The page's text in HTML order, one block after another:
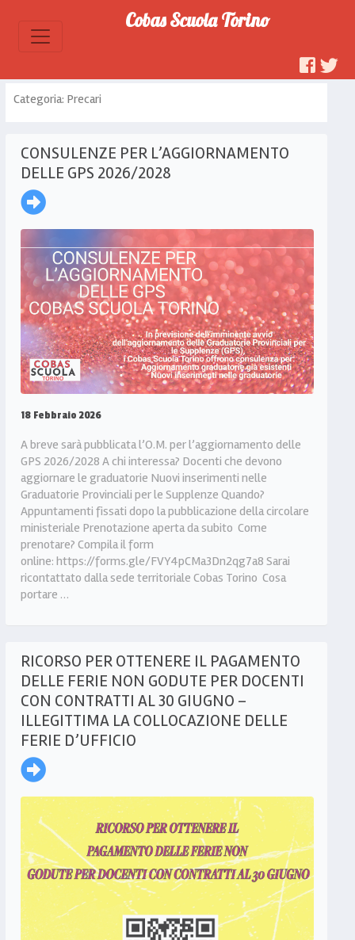
Cobas Scuola Torino
Categoria: Precari
CONSULENZE PER L’AGGIORNAMENTO
DELLE GPS 2026/2028
18 Febbraio 2026
A breve sarà pubblicata l’O.M. per l’aggiornamento delle
GPS 2026/2028 A chi interessa? Docenti che devono
aggiornare le graduatorie Nuovi inserimenti nelle
Graduatorie Provinciali per le Supplenze Quando?
Appuntamenti fissati dopo la pubblicazione della circolare
ministeriale Prenotazione aperta da subito Come
prenotare? Compila il form
online: https://forms.gle/FVY4pCMa3Dn2qg7a8 Sarai
ricontattato dalla sede territoriale Cobas Torino Cosa
portare …
RICORSO PER OTTENERE IL PAGAMENTO
DELLE FERIE NON GODUTE PER DOCENTI
CON CONTRATTI AL 30 GIUGNO –
ILLEGITTIMA LA COLLOCAZIONE DELLE
FERIE D’UFFICIO